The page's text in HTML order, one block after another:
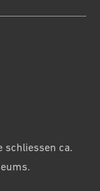
schliessen ca.